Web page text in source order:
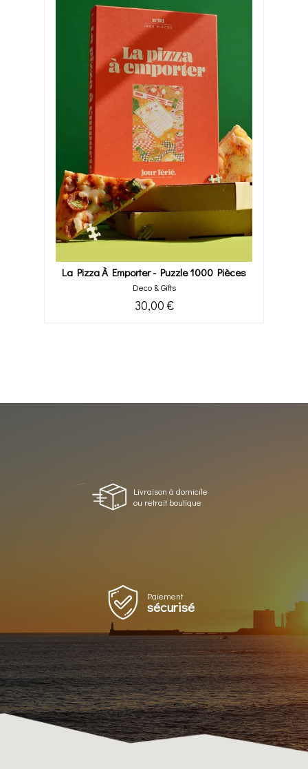
La Pizza À Emporter - Puzzle 1000 Pièces
Deco & Gifts
30,00 €
Livraison à domicile
ou retrait boutique
Paiement
sécurisé